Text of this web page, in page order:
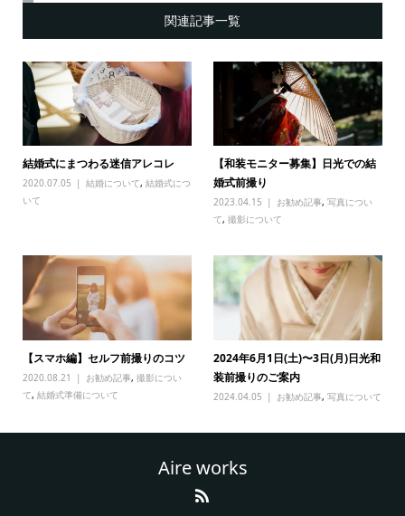
関連記事一覧
結婚式にまつわる迷信アレコレ
2020.07.05 結婚について, 結婚式につ
いて
【和装モニター募集】日光での結
婚式前撮り
2023.04.15 お勧め記事,写真につい
て,撮影について
【スマホ編】セルフ前撮りのコツ
2020.08.21 お勧め記事, 撮影につい
て, 結婚式準備について
2024年6月1日(土)〜3日(月)日光和
装前撮りのご案内
2024.04.05 お勧め記事,写真について
Aire works